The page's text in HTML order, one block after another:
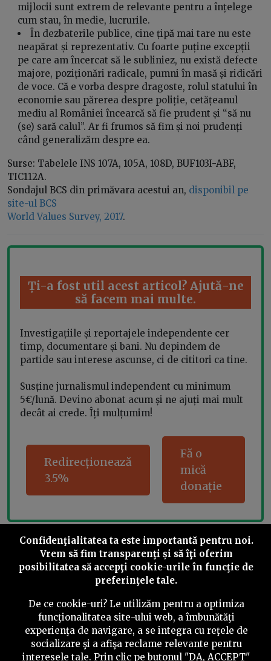
mijlocii sunt extrem de relevante pentru a înțelege
cum stau, în medie, lucrurile.
În dezbaterile publice, cine țipă mai tare nu este
neapărat și reprezentativ. Cu foarte puține excepții
pe care am încercat să le subliniez, nu există defecte
majore, poziționări radicale, pumni în masă și ridicări
de voce. Că e vorba despre dragoste, rolul statului în
economie sau părerea despre poliție, cetățeanul
mediu al României încearcă să fie prudent și “să nu
(se) sară calul”. Ar fi frumos să fim și noi prudenți
când generalizăm despre ea.
Surse: Tabelele INS 107A, 105A, 108D, BUF103I-ABF,
TIC112A.
Sondajul BCS din primăvara acestui an, disponibil pe
site-ul BCS
World Values Survey, 2017.
Ți-a fost util acest articol? Ajută-ne
să facem mai multe.
Investigațiile și reportajele independente cer
timp, documentare și bani. Nu depindem de
partide sau interese ascunse, ci de cititori ca tine.
Susține jurnalismul independent cu minimum
5€/lună. Devino abonat acum și ne ajuți mai mult
decât ai crede. Îți mulțumim!
Redirecționează
3.5%
Fă o
mică
donație
Share this
©2026 PressOne.ro
Confidenţialitatea ta este importantă pentru noi.
Vrem să fim transparenţi și să îţi oferim
posibilitatea să accepţi cookie-urile în funcţie de
preferinţele tale.
De ce cookie-uri? Le utilizăm pentru a optimiza
funcţionalitatea site-ului web, a îmbunătăţi
experienţa de navigare, a se integra cu reţele de
socializare şi a afişa reclame relevante pentru
interesele tale. Prin clic pe butonul "DA, ACCEPT"